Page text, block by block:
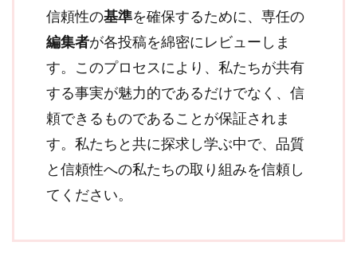
信頼性の基準を確保するために、専任の
編集者が各投稿を綿密にレビューしま
す。このプロセスにより、私たちが共有
する事実が魅力的であるだけでなく、信
頼できるものであることが保証されま
す。私たちと共に探求し学ぶ中で、品質
と信頼性への私たちの取り組みを信頼し
てください。